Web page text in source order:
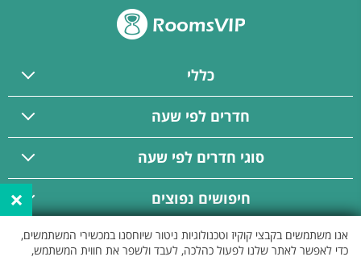
כללי
חדרים לפי שעה
סוגי חדרים לפי שעה
חיפושים נפוצים
פרסום באתר
×
אנו משתמשים בקבצי קוקיז וטכנולוגיות ניטור שיוחסנו במכשירי המשתמשים,
כדי לאפשר לאתר שלנו לפעול כהלכה, לעבד ולשפר את חווית המשתמש,